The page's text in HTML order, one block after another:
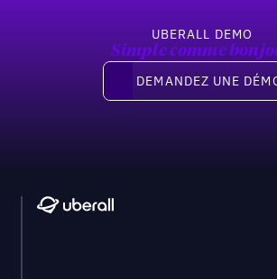
UBERALL DEMO
Simple comme
Demandez une démo
DEMANDEZ UNE